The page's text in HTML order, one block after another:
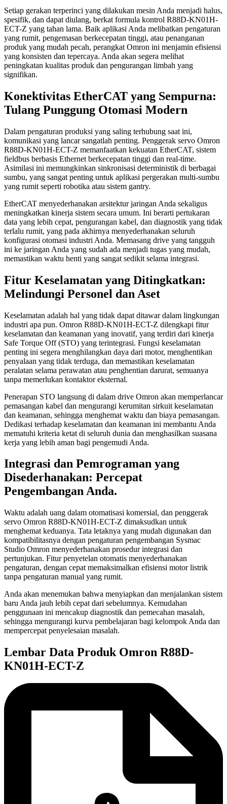
Setiap gerakan terperinci yang dilakukan mesin Anda menjadi halus,
spesifik, dan dapat diulang, berkat formula kontrol R88D-KN01H-
ECT-Z yang tahan lama. Baik aplikasi Anda melibatkan pengaturan
yang rumit, pengemasan berkecepatan tinggi, atau penanganan
produk yang mudah pecah, perangkat Omron ini menjamin efisiensi
yang konsisten dan tepercaya. Anda akan segera melihat
peningkatan kualitas produk dan pengurangan limbah yang
signifikan.
Konektivitas EtherCAT yang Sempurna:
Tulang Punggung Otomasi Modern
Dalam pengaturan produksi yang saling terhubung saat ini,
komunikasi yang lancar sangatlah penting. Penggerak servo Omron
R88D-KN01H-ECT-Z memanfaatkan kekuatan EtherCAT, sistem
fieldbus berbasis Ethernet berkecepatan tinggi dan real-time.
Asimilasi ini memungkinkan sinkronisasi deterministik di berbagai
sumbu, yang sangat penting untuk aplikasi pergerakan multi-sumbu
yang rumit seperti robotika atau sistem gantry.
EtherCAT menyederhanakan arsitektur jaringan Anda sekaligus
meningkatkan kinerja sistem secara umum. Ini berarti pertukaran
data yang lebih cepat, pengurangan kabel, dan diagnostik yang tidak
terlalu rumit, yang pada akhirnya menyederhanakan seluruh
konfigurasi otomasi industri Anda. Memasang drive yang tangguh
ini ke jaringan Anda yang sudah ada menjadi tugas yang mudah,
memastikan waktu henti yang sangat sedikit selama integrasi.
Fitur Keselamatan yang Ditingkatkan:
Melindungi Personel dan Aset
Keselamatan adalah hal yang tidak dapat ditawar dalam lingkungan
industri apa pun. Omron R88D-KN01H-ECT-Z dilengkapi fitur
keselamatan dan keamanan yang inovatif, yang terdiri dari kinerja
Safe Torque Off (STO) yang terintegrasi. Fungsi keselamatan
penting ini segera menghilangkan daya dari motor, menghentikan
penyalaan yang tidak terduga, dan memastikan keselamatan
peralatan selama perawatan atau penghentian darurat, semuanya
tanpa memerlukan kontaktor eksternal.
Penerapan STO langsung di dalam drive Omron akan memperlancar
pemasangan kabel dan mengurangi kerumitan sirkuit keselamatan
dan keamanan, sehingga menghemat waktu dan biaya pemasangan.
Dedikasi terhadap keselamatan dan keamanan ini membantu Anda
mematuhi kriteria ketat di seluruh dunia dan menghasilkan suasana
kerja yang lebih aman bagi pengemudi Anda.
Integrasi dan Pemrograman yang
Disederhanakan: Percepat
Pengembangan Anda.
Waktu adalah uang dalam otomatisasi komersial, dan penggerak
servo Omron R88D-KN01H-ECT-Z dimaksudkan untuk
menghemat keduanya. Tata letaknya yang mudah digunakan dan
kompatibilitasnya dengan pengaturan pengembangan Sysmac
Studio Omron menyederhanakan prosedur integrasi dan
pertunjukan. Fitur penyetelan otomatis menyederhanakan
pengaturan, dengan cepat memaksimalkan efisiensi motor listrik
tanpa pengaturan manual yang rumit.
Anda akan menemukan bahwa menyiapkan dan menjalankan sistem
baru Anda jauh lebih cepat dari sebelumnya. Kemudahan
penggunaan ini mencakup diagnostik dan pemecahan masalah,
sehingga mengurangi kurva pembelajaran bagi kelompok Anda dan
mempercepat penyelesaian masalah.
Lembar Data Produk Omron R88D-
KN01H-ECT-Z